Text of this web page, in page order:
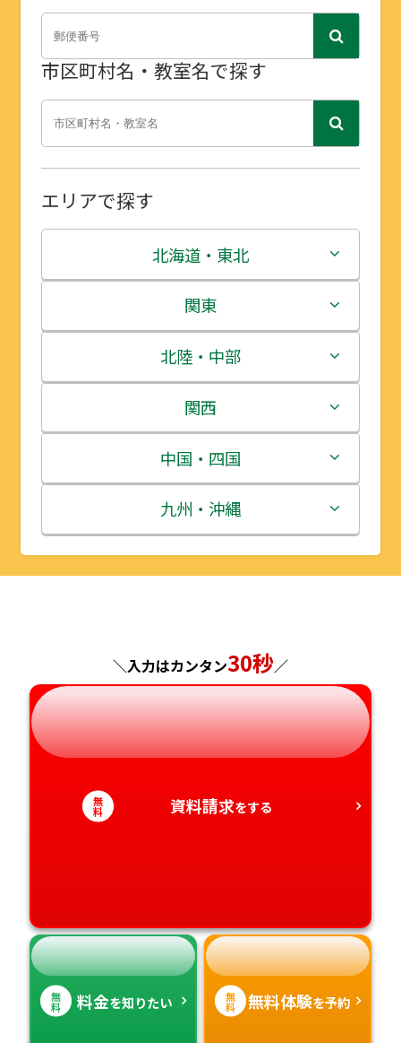
市区町村名・教室名で探す
エリアで探す
北海道・東北
北海道
青森県
岩手県
宮城県
秋田県
山形県
関東
茨城県
栃木県
群馬県
埼玉県
千葉県
神奈川県
北陸・中部
新潟県
富山県
石川県
福井県
長野県
岐阜県
静岡県
愛知県
関西
三重県
滋賀県
京都府
兵庫県
奈良県
和歌山県
中国・四国
鳥取県
島根県
広島県
山口県
徳島県
香川県
九州・沖縄
福岡県
長崎県
熊本県
大分県
宮崎県
＼入力はカンタン30秒／
無
料 資料請求をする
無
料 料金を知りたい 無
料 無料体験を予約